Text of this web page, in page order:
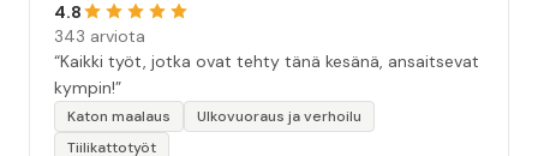
4.8
343 arviota
“Kaikki työt, jotka ovat tehty tänä kesänä, ansaitsevat
kympin!”
Katon maalaus
Ulkovuoraus ja verhoilu
Tiilikattotyöt